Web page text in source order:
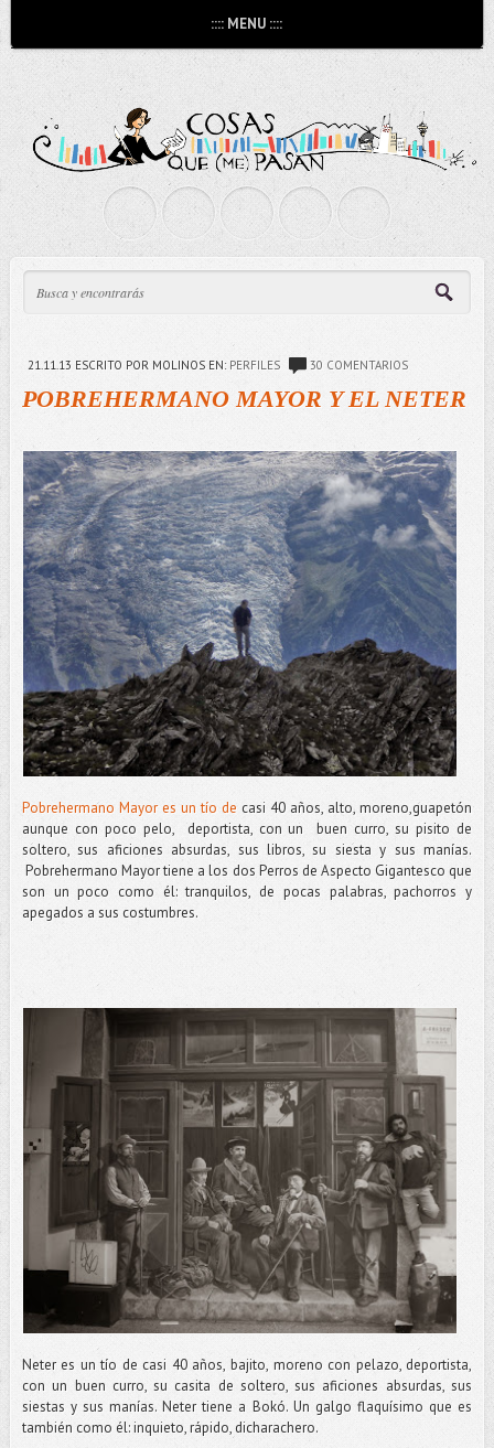
:::: MENU ::::
21.11.13 ESCRITO POR MOLINOS EN: PERFILES 30 COMENTARIOS
POBREHERMANO MAYOR Y EL NETER
Pobrehermano Mayor es un tío de casi 40 años, alto, moreno,guapetón
aunque con poco pelo, deportista, con un buen curro, su pisito de
soltero, sus aficiones absurdas, sus libros, su siesta y sus manías.
Pobrehermano Mayor tiene a los dos Perros de Aspecto Gigantesco que
son un poco como él: tranquilos, de pocas palabras, pachorros y
apegados a sus costumbres.
Neter es un tío de casi 40 años, bajito, moreno con pelazo, deportista,
con un buen curro, su casita de soltero, sus aficiones absurdas, sus
siestas y sus manías. Neter tiene a Bokó. Un galgo flaquísimo que es
también como él: inquieto, rápido, dicharachero.